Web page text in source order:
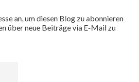
an, um diesen Blog zu abonnieren
über neue Beiträge via E-Mail zu